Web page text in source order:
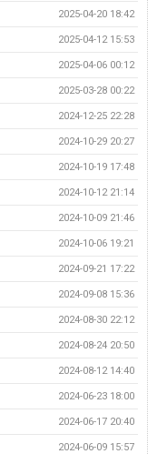
2025-04-20 18:42
2025-04-12 15:53
2025-04-06 00:12
2025-03-28 00:22
2024-12-25 22:28
2024-10-29 20:27
2024-10-19 17:48
2024-10-12 21:14
2024-10-09 21:46
2024-10-06 19:21
2024-09-21 17:22
2024-09-08 15:36
2024-08-30 22:12
2024-08-24 20:50
2024-08-12 14:40
2024-06-23 18:00
2024-06-17 20:40
2024-06-09 15:57